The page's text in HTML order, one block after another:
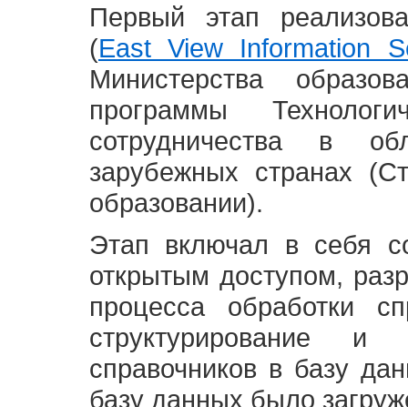
Первый этап
(East View Information
Министерства
программы
сотрудничества в
зарубежных странах
образовании).
Этап включал в себя
открытым доступом,
процесса обработки
структурирование и
справочников в базу
базу данных было